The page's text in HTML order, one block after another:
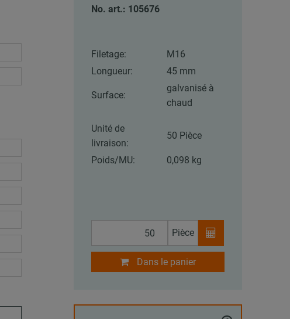
No. art.: 105676
Filetage:
M16
Longueur:
45 mm
Surface:
galvanisé à
chaud
Unité de
livraison:
50 Pièce
Poids/MU: 0,098 kg
Pièce
Dans le panier